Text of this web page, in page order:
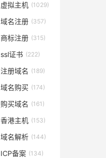
虚拟主机 (1029)
域名注册 (357)
商标注册 (315)
ssl证书 (222)
注册域名 (189)
域名购买 (174)
购买域名 (161)
香港主机 (153)
域名解析 (144)
ICP备案 (134)